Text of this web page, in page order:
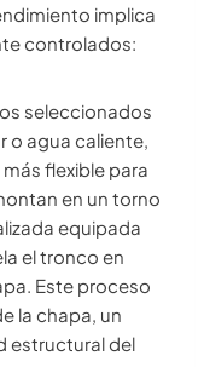
implica
controlados:
seleccionados
o agua caliente,
flexible para
en un torno
equipada
el tronco en
Este proceso
la chapa, un
estructural del